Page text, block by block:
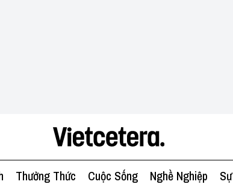
Thưởng Thức Cuộc Sống Nghề Nghiệp